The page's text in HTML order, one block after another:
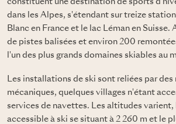
constituent une destination de sports
dans les Alpes, s'étendant sur treize
Blanc en France et le lac Léman en Suisse.
de pistes balisées et environ 200
l'un des plus grands domaines skiables au
Les installations de ski sont reliées par des
mécaniques, quelques villages n'étant
services de navettes. Les altitudes
accessible à ski se situant à 2 260 m et le